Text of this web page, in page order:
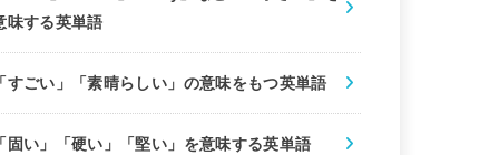
味する英単語
すごい」「素晴らしい」の意味をもつ英単語
固い」「硬い」「堅い」を意味する英単語